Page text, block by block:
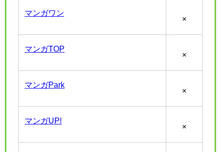
マンガワン
×
マンガTOP
×
マンガPark
×
マンガUP!
×